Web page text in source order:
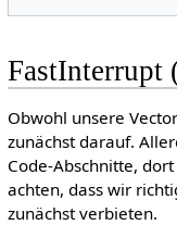
FastInterrupt
Obwohl unsere
zunächst darauf.
Code-Abschnitte,
achten, dass wir
zunächst verbieten.